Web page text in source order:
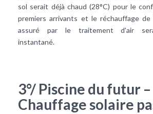
sol serait déjà chaud (28°C) pour le
premiers arrivants et le réchauffage
assuré par le traitement d'air
instantané.
3°/ Piscine du futur –
Chauffage solaire